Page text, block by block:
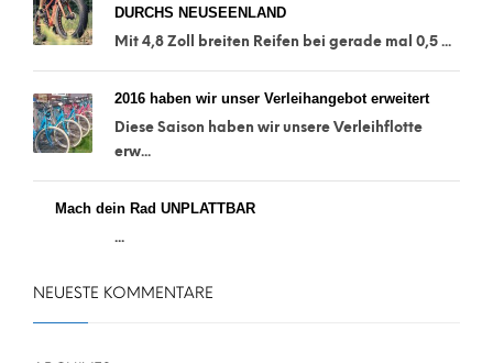
DURCHS NEUSEENLAND
Mit 4,8 Zoll breiten Reifen bei gerade mal 0,5 ...
2016 haben wir unser Verleihangebot erweitert
Diese Saison haben wir unsere Verleihflotte
erw...
Mach dein Rad UNPLATTBAR
...
NEUESTE KOMMENTARE